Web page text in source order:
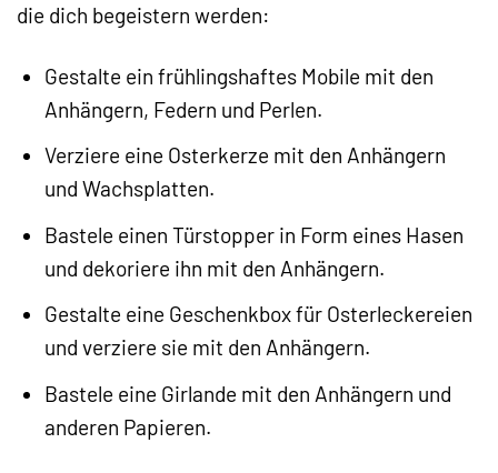
die dich begeistern werden:
Gestalte ein frühlingshaftes Mobile mit den
Anhängern, Federn und Perlen.
Verziere eine Osterkerze mit den Anhängern
und Wachsplatten.
Bastele einen Türstopper in Form eines Hasen
und dekoriere ihn mit den Anhängern.
Gestalte eine Geschenkbox für Osterleckereien
und verziere sie mit den Anhängern.
Bastele eine Girlande mit den Anhängern und
anderen Papieren.